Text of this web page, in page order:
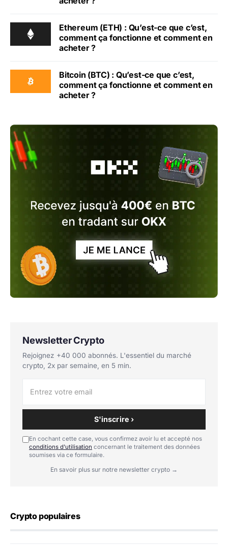
Ethereum (ETH) : Qu’est-ce que c’est,
comment ça fonctionne et comment en
acheter ?
Bitcoin (BTC) : Qu’est-ce que c’est,
comment ça fonctionne et comment en
acheter ?
Newsletter Crypto
Rejoignez +40 000 abonnés. L'essentiel du marché
crypto, 2x par semaine, en 5 min.
S'inscrire ›
En cochant cette case, vous confirmez avoir lu et accepté nos
conditions d'utilisation concernant le traitement des données
soumises via ce formulaire.
En savoir plus sur notre newsletter crypto →
Crypto populaires